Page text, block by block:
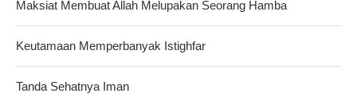
Maksiat Membuat Allah Melupakan Seorang Hamba
Keutamaan Memperbanyak Istighfar
Tanda Sehatnya Iman